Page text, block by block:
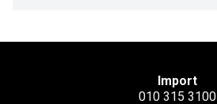
Import
010 315 3100